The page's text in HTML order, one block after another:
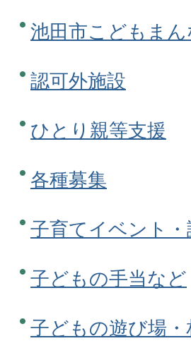
池田市こどもま
認可外施設
ひとり親等支援
各種募集
子育てイベント・
子どもの手当など
子どもの遊び場・